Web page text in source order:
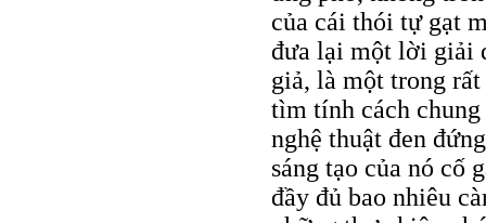
của cái thói tự gạt
đưa lại một lời giải
giả, là một trong
tìm tính cách
nghệ thuật đen
sáng tạo của nó cố
đầy đủ bao nhiêu